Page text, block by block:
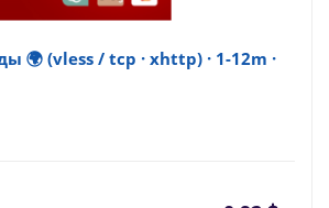
🌍 (vless / tcp · xhttp) · 1-12m ·